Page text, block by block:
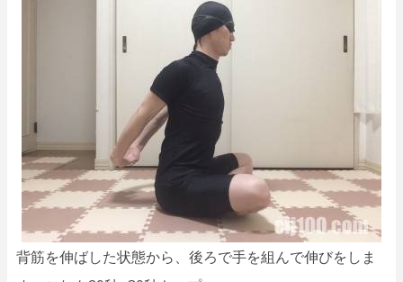
背筋を伸ばした状態から、後ろで手を組んで伸びをしま